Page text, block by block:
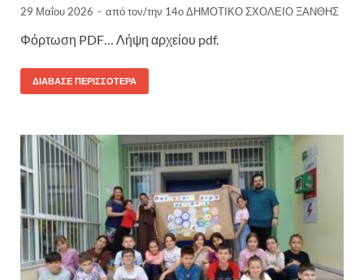
29 Μαΐου 2026 - από τον/την 14ο ΔΗΜΟΤΙΚΟ ΣΧΟΛΕΙΟ ΞΑΝΘΗΣ
Φόρτωση PDF… Λήψη αρχείου pdf.
ΔΙΆΒΑΣΕ ΠΕΡΙΣΣΌΤΕΡΑ